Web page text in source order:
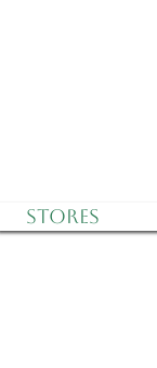
Stores